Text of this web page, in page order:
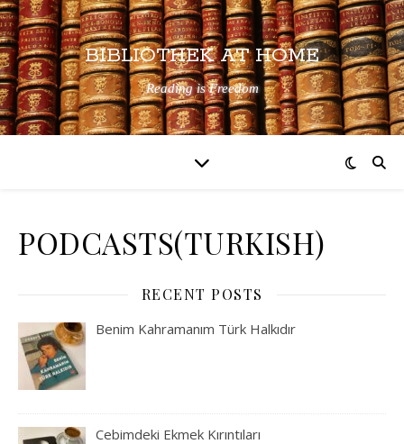
BIBLIOTHEK AT HOME
Reading is Freedom
PODCASTS(TURKISH)
RECENT POSTS
Benim Kahramanım Türk Halkıdır
Cebimdeki Ekmek Kırıntıları